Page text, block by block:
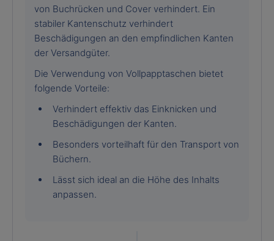
von Buchrücken und Cover verhindert. Ein
stabiler Kantenschutz verhindert
Beschädigungen an den empfindlichen Kanten
der Versandgüter.
Die Verwendung von Vollpapptaschen bietet
folgende Vorteile:
Verhindert effektiv das Einknicken und
Beschädigungen der Kanten.
Besonders vorteilhaft für den Transport von
Büchern.
Lässt sich ideal an die Höhe des Inhalts
anpassen.